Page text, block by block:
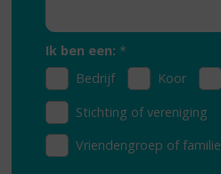
Ik ben een: *
Bedrijf
Koor
Stichting of vereniging
Vriendengroep of familie